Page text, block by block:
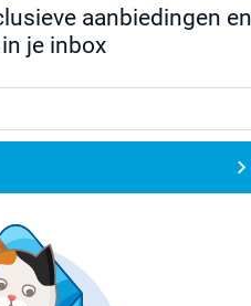
aanbiedingen en
je inbox